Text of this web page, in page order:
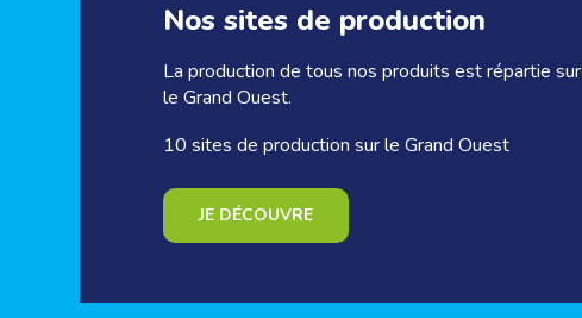
Nos sites de production
La production de tous nos produits est répartie sur
le Grand Ouest.
10 sites de production sur le Grand Ouest
JE DÉCOUVRE